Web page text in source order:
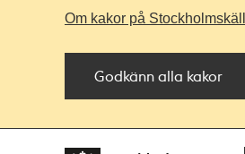
Om kakor på
Godkänn alla kakor